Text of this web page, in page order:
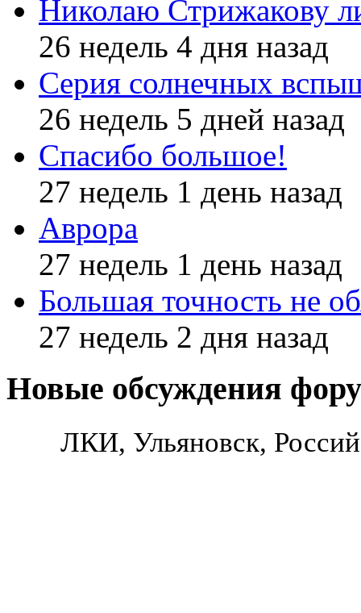
Николаю Стрижакову
26 недель 4 дня назад
Серия солнечных
26 недель 5 дней назад
Спасибо большое!
27 недель 1 день назад
Аврора
27 недель 1 день назад
Большая точность не
27 недель 2 дня назад
Новые обсуждения
ЛКИ, Ульяновск,